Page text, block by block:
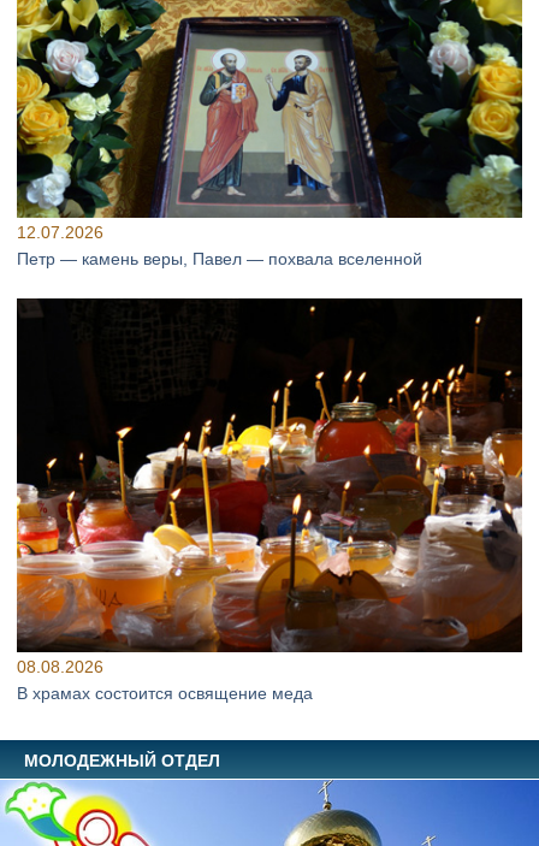
12.07.2026
Петр — камень веры, Павел — похвала вселенной
08.08.2026
В храмах состоится освящение меда
МОЛОДЕЖНЫЙ ОТДЕЛ